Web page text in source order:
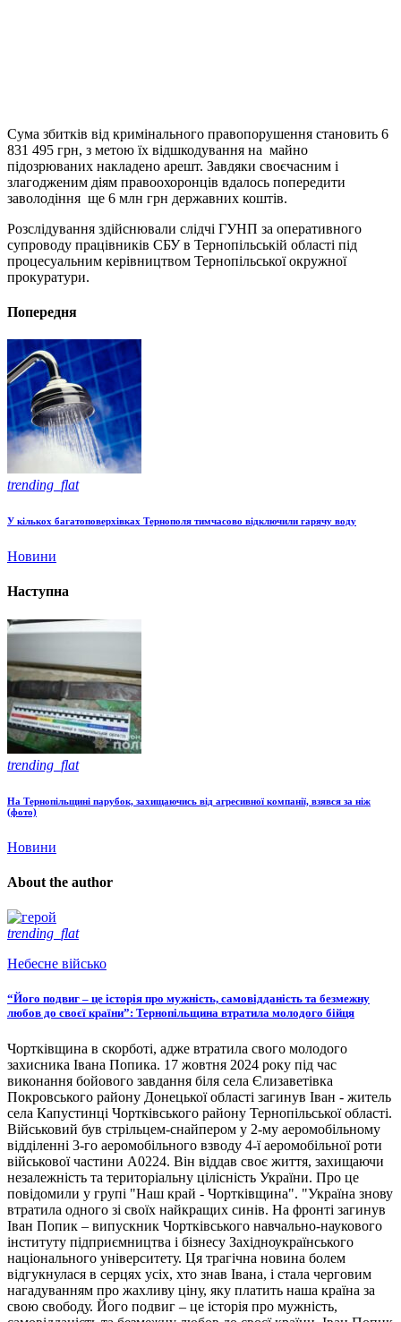
Сума збитків від кримінального правопорушення становить 6
831 495 грн, з метою їх відшкодування на майно
підозрюваних накладено арешт. Завдяки своєчасним і
злагодженим діям правоохоронців вдалось попередити
заволодіння ще 6 млн грн державних коштів.
Розслідування здійснювали слідчі ГУНП за оперативного
супроводу працівників СБУ в Тернопільській області під
процесуальним керівництвом Тернопільської окружної
прокуратури.
Попередня
trending_flat
У кількох багатоповерхівках Тернополя тимчасово відключили гарячу воду
Новини
Наступна
trending_flat
На Тернопільщині парубок, захищаючись від агресивної компанії, взявся за ніж
(фото)
Новини
About the author
trending_flat
Небесне військо
“Його подвиг – це історія про мужність, самовідданість та безмежну
любов до своєї країни”: Тернопільщина втратила молодого бійця
Чортківщина в скорботі, адже втратила свого молодого
захисника Івана Попика. 17 жовтня 2024 року під час
виконання бойового завдання біля села Єлизаветівка
Покровського району Донецької області загинув Іван - житель
села Капустинці Чортківського району Тернопільської області.
Військовий був стрільцем-снайпером у 2-му аеромобільному
відділенні 3-го аеромобільного взводу 4-ї аеромобільної роти
військової частини А0224. Він віддав своє життя, захищаючи
незалежність та територіальну цілісність України. Про це
повідомили у групі "Наш край - Чортківщина". "Україна знову
втратила одного зі своїх найкращих синів. На фронті загинув
Іван Попик – випускник Чортківського навчально-наукового
інституту підприємництва і бізнесу Західноукраїнського
національного університету. Ця трагічна новина болем
відгукнулася в серцях усіх, хто знав Івана, і стала черговим
нагадуванням про жахливу ціну, яку платить наша країна за
свою свободу. Його подвиг – це історія про мужність,